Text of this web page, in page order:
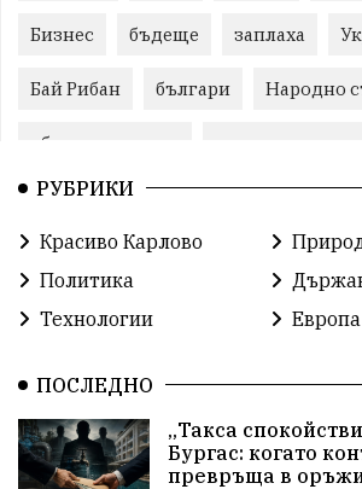
Бизнес бъдеще заплаха
Бай Рибан българи Народно
общински съвет
Пловдив
гражданска позиция празник
справедливост
истина арест
партии земеделие дух
РУБРИКИ
Красиво Карлово
Политика
Технологии
Европа
ПОСЛЕДНО
„Такса
Бургас: когато
превръща в